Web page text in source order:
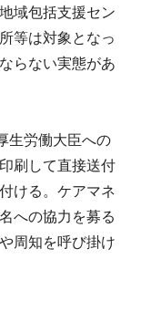
域包括支援セン
等は対象となっ
らない実態があ
生労働大臣への
刷して直接送付
ける。ケアマネ
への協力を募る
周知を呼び掛け